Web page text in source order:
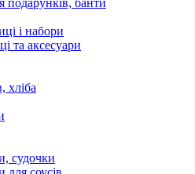
подарунків, банти
і набори
та аксесуари
хліба
судочки